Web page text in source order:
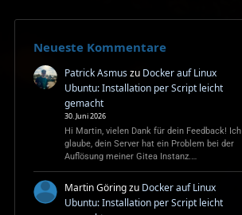
Neueste Kommentare
Patrick Asmuszu Docker auf Linux
Ubuntu: Installation per Script leicht
gemacht
30. Juni 2026
Hi Martin, vielen Dank für dein Feedback! Ich
glaube, dein Server hat ein Problem bei der
Auflösung meiner Gitea Instanz.…
Martin Göringzu Docker auf Linux
Ubuntu: Installation per Script leicht